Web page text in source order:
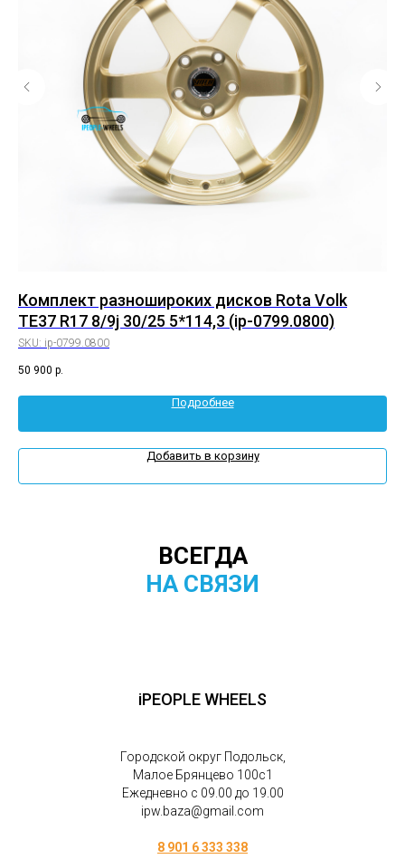
Комплект разношироких дисков Rota Volk
TE37 R17 8/9j 30/25 5*114,3 (ip-0799.0800)
SKU: ip-0799.0800
50 900 р.
Подробнее
Добавить в корзину
ВСЕГДА
НА СВЯЗИ
iPEOPLE WHEELS
Городской округ Подольск,
Малое Брянцево 100с1
Ежедневно с 09.00 до 19.00
ipw.baza@gmail.com
8 901 6 333 338